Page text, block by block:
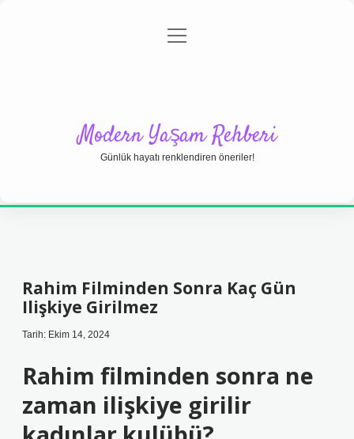
Gizlilik Politikası
menüyü
Modern Yaşam Rehberi
Günlük hayatı renklendiren öneriler!
Rahim Filminden Sonra Kaç Gün
Ilişkiye Girilmez
Tarih: Ekim 14, 2024
Rahim filminden sonra ne
zaman ilişkiye girilir